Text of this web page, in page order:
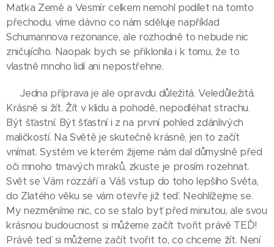
Matka Země a Vesmír celkem nemohl podílet na tomto
přechodu, víme dávno co nám sděluje například
Schumannova rezonance, ale rozhodně to nebude nic
zničujícího. Naopak bych se přiklonila i k tomu, že to
vlastně mnoho lidí ani nepostřehne.
Jedna příprava je ale opravdu důležitá. Veledůležitá.
Krásně si žít. Žít v klidu a pohodě, nepodléhat strachu.
Být šťastní. Být šťastní i z na první pohled zdánlivých
maličkostí. Na Světě je skutečně krásně, jen to začít
vnímat. Systém ve kterém žijeme nám dal důmyslně před
oči mnoho tmavých mraků, zkuste je prosím rozehnat.
Svět se Vám rozzáří a Váš vstup do toho lepšího Světa,
do Zlatého věku se vám otevře již teď. Neohlížejme se.
My nezměníme nic, co se stalo byť před minutou, ale svou
krásnou budoucnost si můžeme začít tvořit právě TEĎ!
Právě teď si můžeme začít tvořit to, co chceme žít. Není